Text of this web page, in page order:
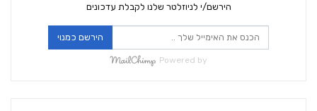
הירשם/י לניוזלטר שלנו לקבלת עדכונים
הירשם כמנוי
Powered by